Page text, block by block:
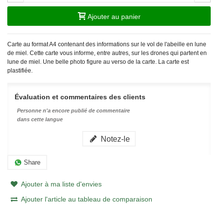
Ajouter au panier
Carte au format A4 contenant des informations sur le vol de l'abeille en lune
de miel. Cette carte vous informe, entre autres, sur les drones qui partent en
lune de miel. Une belle photo figure au verso de la carte. La carte est
plastifiée.
Évaluation et commentaires des clients
Personne n'a encore publié de commentaire
dans cette langue
Notez-le
Share
Ajouter à ma liste d'envies
Ajouter l'article au tableau de comparaison